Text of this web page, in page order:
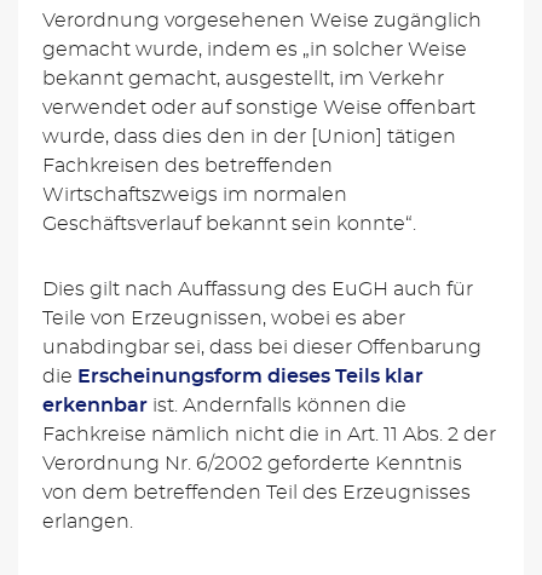
Verordnung vorgesehenen Weise zugänglich
gemacht wurde, indem es „in solcher Weise
bekannt gemacht, ausgestellt, im Verkehr
verwendet oder auf sonstige Weise offenbart
wurde, dass dies den in der [Union] tätigen
Fachkreisen des betreffenden
Wirtschaftszweigs im normalen
Geschäftsverlauf bekannt sein konnte“.
Dies gilt nach Auffassung des EuGH auch für
Teile von Erzeugnissen, wobei es aber
unabdingbar sei, dass bei dieser Offenbarung
die Erscheinungsform dieses Teils klar
erkennbar ist. Andernfalls können die
Fachkreise nämlich nicht die in Art. 11 Abs. 2 der
Verordnung Nr. 6/2002 geforderte Kenntnis
von dem betreffenden Teil des Erzeugnisses
erlangen.